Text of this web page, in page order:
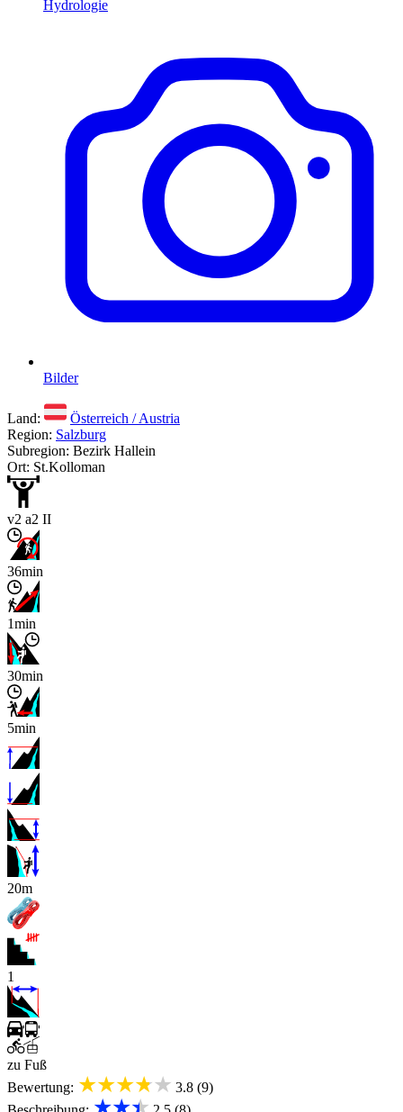
Hydrologie
Bilder
Land:
Österreich / Austria
Region: Salzburg
Subregion: Bezirk Hallein
Ort: St.Kolloman
v2 a2 II
36min
1min
30min
5min
x
20m
1
zu Fuß
Bewertung: ★★★★★ 3.8 (9)
★★★